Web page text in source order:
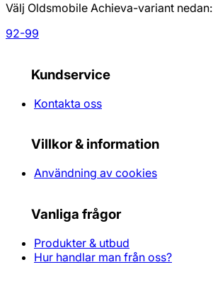
Välj Oldsmobile Achieva-variant nedan:
92-99
Kundservice
Kontakta oss
Villkor & information
Användning av cookies
Vanliga frågor
Produkter & utbud
Hur handlar man från oss?